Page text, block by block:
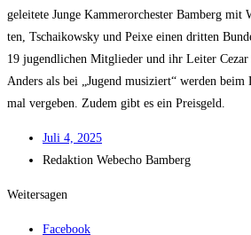
gelei­te­te Jun­ge Kam­mer­or­ches­ter Bam­berg
ten, Tschai­kow­sky und Pei­xe einen drit­ten
19 jugend­li­chen Mit­glie­der und ihr Lei­ter Cezar
Anders als bei „Jugend musi­ziert“ wer­den
mal ver­ge­ben. Zudem gibt es ein Preisgeld.
Juli 4, 2025
Redak­ti­on Web­echo Bamberg
Weitersagen
Facebook